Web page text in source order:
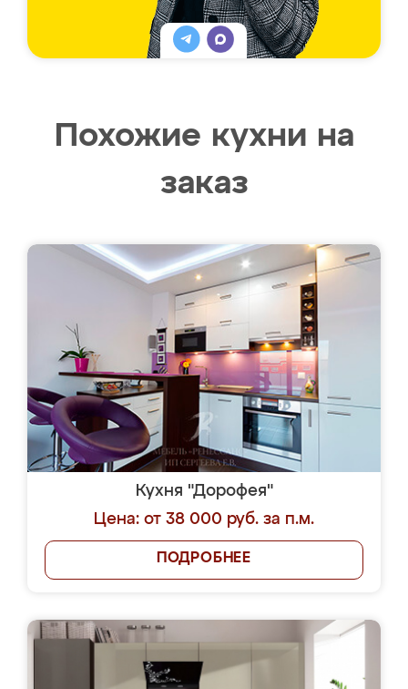
Похожие кухни на
заказ
Кухня "Дорофея"
Цена: от 38 000 руб. за п.м.
ПОДРОБНЕЕ